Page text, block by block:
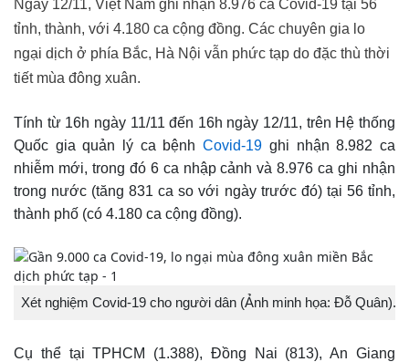
Ngày 12/11, Việt Nam ghi nhận 8.976 ca Covid-19 tại 56
tỉnh, thành, với 4.180 ca cộng đồng. Các chuyên gia lo
ngại dịch ở phía Bắc, Hà Nội vẫn phức tạp do đặc thù thời
tiết mùa đông xuân.
Tính từ 16h ngày 11/11 đến 16h ngày 12/11, trên Hệ thống
Quốc gia quản lý ca bệnhCovid-19 ghi nhận 8.982 ca
nhiễm mới, trong đó 6 ca nhập cảnh và 8.976 ca ghi nhận
trong nước (tăng 831 ca so với ngày trước đó) tại 56 tỉnh,
thành phố (có 4.180 ca cộng đồng).
Xét nghiệm Covid-19 cho người dân (Ảnh minh họa: Đỗ Quân).
Cụ thể tại TPHCM (1.388), Đồng Nai (813), An Giang